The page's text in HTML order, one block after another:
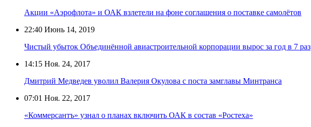
Акции «Аэрофлота» и ОАК взлетели на фоне соглашения о поставке самолётов
22:40 Июнь 14, 2019
Чистый убыток Объединённой авиастроительной корпорации вырос за год в 7 раз
14:15 Ноя. 24, 2017
Дмитрий Медведев уволил Валерия Окулова с поста замглавы Минтранса
07:01 Ноя. 22, 2017
«Коммерсантъ» узнал о планах включить ОАК в состав «Ростеха»